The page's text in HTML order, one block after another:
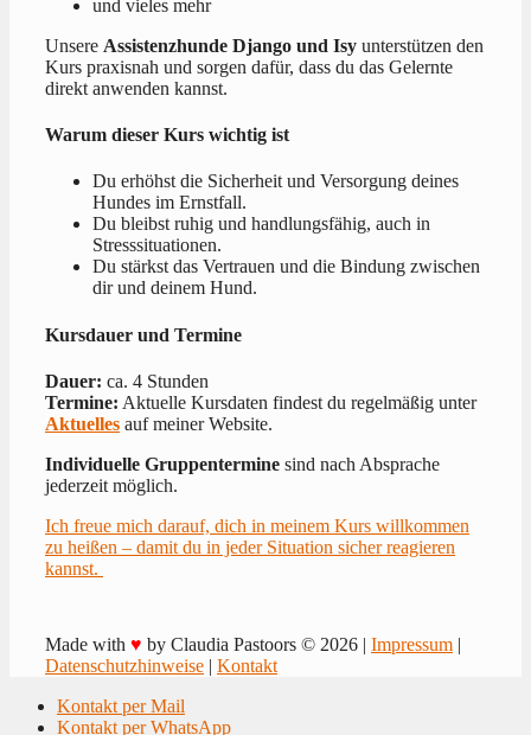
und vieles mehr
Unsere Assistenzhunde Django und Isy unterstützen den
Kurs praxisnah und sorgen dafür, dass du das Gelernte
direkt anwenden kannst.
Warum dieser Kurs wichtig ist
Du erhöhst die Sicherheit und Versorgung deines
Hundes im Ernstfall.
Du bleibst ruhig und handlungsfähig, auch in
Stresssituationen.
Du stärkst das Vertrauen und die Bindung zwischen
dir und deinem Hund.
Kursdauer und Termine
Dauer: ca. 4 Stunden
Termine: Aktuelle Kursdaten findest du regelmäßig unter
Aktuelles auf meiner Website.
Individuelle Gruppentermine sind nach Absprache
jederzeit möglich.
Ich freue mich darauf, dich in meinem Kurs willkommen
zu heißen – damit du in jeder Situation sicher reagieren
kannst.
Made with ♥ by Claudia Pastoors © 2026 | Impressum |
Datenschutzhinweise | Kontakt
Kontakt per Mail
Kontakt per WhatsApp